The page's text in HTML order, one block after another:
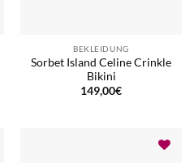
BEKLEIDUNG
Sorbet Island Celine Crinkle
Bikini
149,00€